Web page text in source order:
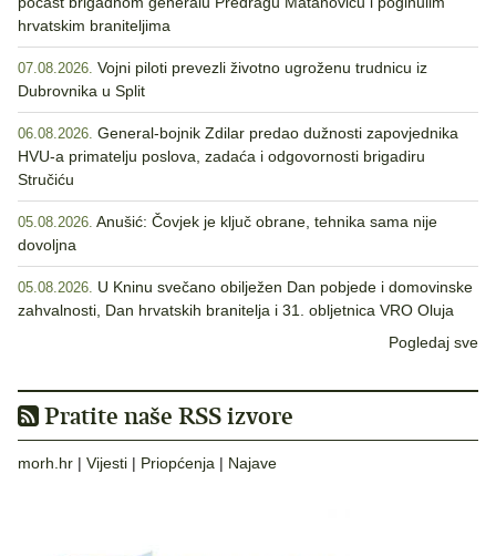
hrvatskim braniteljima
07.08.2026. Vojni piloti prevezli životno ugroženu trudnicu iz
Dubrovnika u Split
06.08.2026. General-bojnik Zdilar predao dužnosti zapovjednika
HVU-a primatelju poslova, zadaća i odgovornosti brigadiru
Stručiću
05.08.2026. Anušić: Čovjek je ključ obrane, tehnika sama nije
dovoljna
05.08.2026. U Kninu svečano obilježen Dan pobjede i domovinske
zahvalnosti, Dan hrvatskih branitelja i 31. obljetnica VRO Oluja
Pogledaj sve
Pratite naše RSS izvore
morh.hr | Vijesti | Priopćenja | Najave